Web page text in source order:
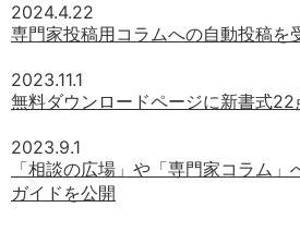
2024.4.22
専門家投稿用コラムへの自動投稿を
2023.11.1
無料ダウンロードページに新書式22
2023.9.1
「相談の広場」や「専門家コラム
ガイドを公開